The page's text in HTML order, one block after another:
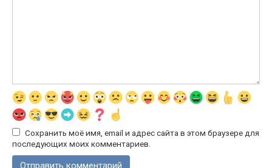
Сохранить моё имя, email и адрес сайта в этом браузере для
последующих моих комментариев.